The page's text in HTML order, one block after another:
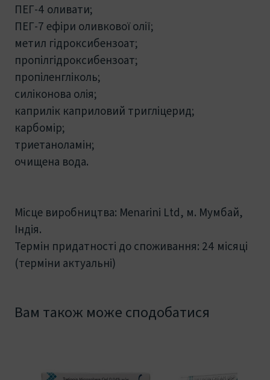
ПЕГ-4 оливати;
ПЕГ-7 ефіри оливкової олії;
метил гідроксибензоат;
пропілгідроксибензоат;
пропіленгліколь;
силіконова олія;
каприлік каприловий тригліцерид;
карбомір;
триетаноламін;
очищена вода.
Місце виробництва: Menarini Ltd, м. Мумбай,
Індія.
Термін придатності до споживання: 24 місяці
(терміни актуальні)
Вам також може сподобатися